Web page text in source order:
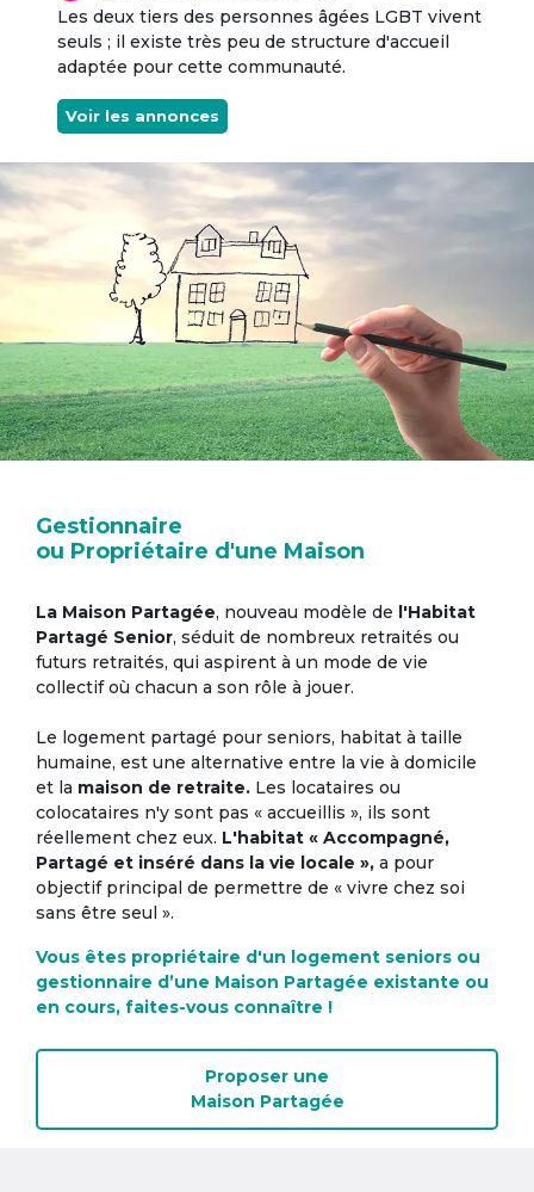
Les deux tiers des personnes âgées LGBT vivent
seuls ; il existe très peu de structure d'accueil
adaptée pour cette communauté.
Voir les annonces
Gestionnaire
ou Propriétaire d'une Maison
La Maison Partagée, nouveau modèle de l'Habitat
Partagé Senior, séduit de nombreux retraités ou
futurs retraités, qui aspirent à un mode de vie
collectif où chacun a son rôle à jouer.
Le logement partagé pour seniors, habitat à taille
humaine, est une alternative entre la vie à domicile
et la maison de retraite. Les locataires ou
colocataires n'y sont pas « accueillis », ils sont
réellement chez eux. L'habitat « Accompagné,
Partagé et inséré dans la vie locale », a pour
objectif principal de permettre de « vivre chez soi
sans être seul ».
Vous êtes propriétaire d'un logement seniors ou
gestionnaire d’une Maison Partagée existante ou
en cours, faites-vous connaître !
Proposer une
Maison Partagée